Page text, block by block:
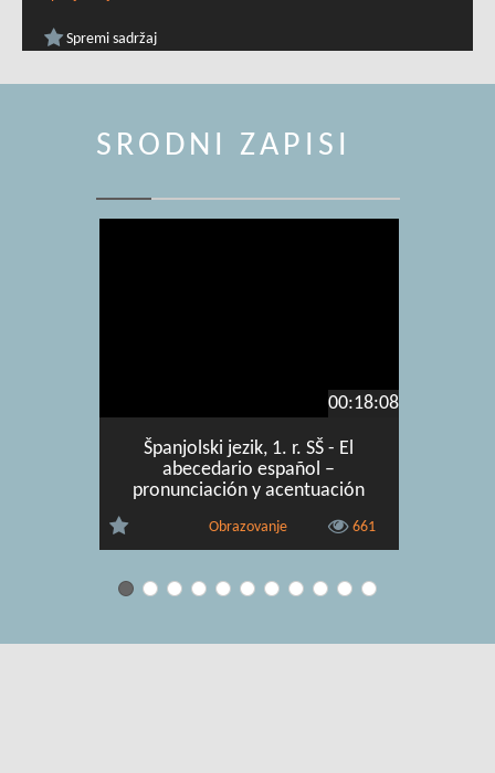
Spremi sadržaj
SRODNI ZAPISI
00:18:08
Španjolski jezik, 1. r. SŠ - El
abecedario español –
pronunciación y acentuación
Obrazovanje 661